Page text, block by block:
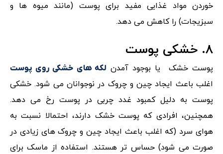
خوردن مواد غذایی مفید برای پوست (مانند میوه ها و
سبزیجات) را کاهش می دهد.
۸. خشکی پوست
پوست خشک یا بوجود آمدن لکه های خشکی روی پوست
اغلب باعث ایجاد چین و چروک در نوجوانان می شود. خشکی
پوست به دلیل کمبود غدد چربی در پوست رخ می دهد.
همچنین، افرادی که پوست خشک دارند، احتمالا نسبت به
هوای سرد (که اغلب باعث ایجاد چین و چروک های زیادی در
صورت می شود) حساس تر هستند. استفاده از ماسک برای